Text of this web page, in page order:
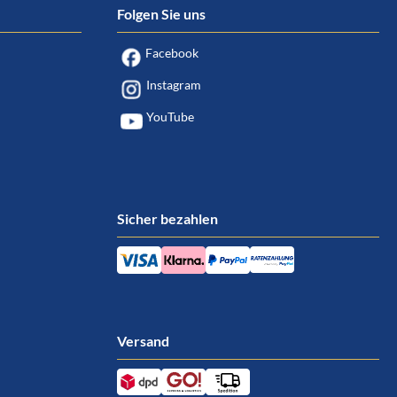
Folgen Sie uns
Facebook
Instagram
YouTube
Sicher bezahlen
Versand